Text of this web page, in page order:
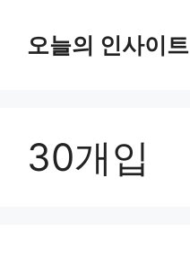
오늘의 인사이트
30개입